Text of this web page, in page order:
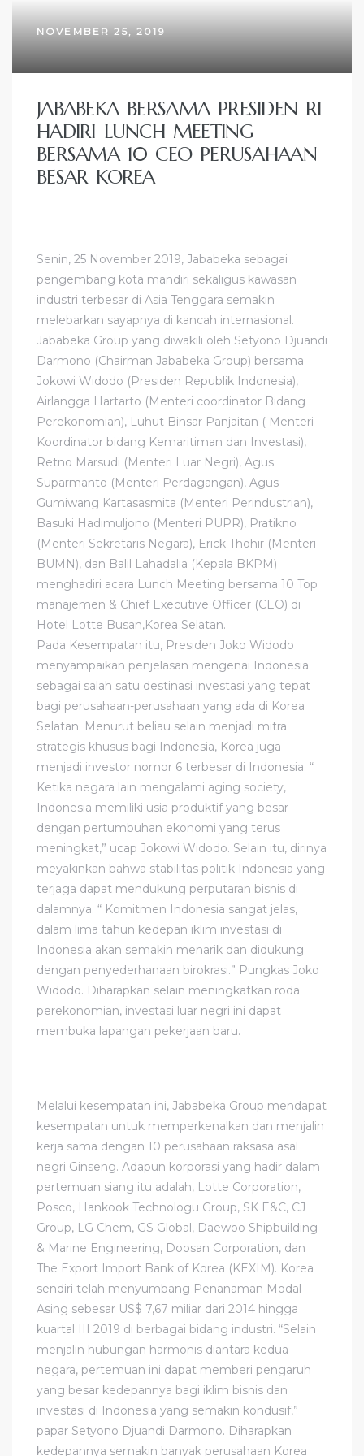
NOVEMBER 25, 2019
JABABEKA BERSAMA PRESIDEN RI
HADIRI LUNCH MEETING
BERSAMA 10 CEO PERUSAHAAN
BESAR KOREA
Senin, 25 November 2019, Jababeka sebagai
pengembang kota mandiri sekaligus kawasan
industri terbesar di Asia Tenggara semakin
melebarkan sayapnya di kancah internasional.
Jababeka Group yang diwakili oleh Setyono Djuandi
Darmono (Chairman Jababeka Group) bersama
Jokowi Widodo (Presiden Republik Indonesia),
Airlangga Hartarto (Menteri coordinator Bidang
Perekonomian), Luhut Binsar Panjaitan ( Menteri
Koordinator bidang Kemaritiman dan Investasi),
Retno Marsudi (Menteri Luar Negri), Agus
Suparmanto (Menteri Perdagangan), Agus
Gumiwang Kartasasmita (Menteri Perindustrian),
Basuki Hadimuljono (Menteri PUPR), Pratikno
(Menteri Sekretaris Negara), Erick Thohir (Menteri
BUMN), dan Balil Lahadalia (Kepala BKPM)
menghadiri acara Lunch Meeting bersama 10 Top
manajemen & Chief Executive Officer (CEO) di
Hotel Lotte Busan,Korea Selatan.
Pada Kesempatan itu, Presiden Joko Widodo
menyampaikan penjelasan mengenai Indonesia
sebagai salah satu destinasi investasi yang tepat
bagi perusahaan-perusahaan yang ada di Korea
Selatan. Menurut beliau selain menjadi mitra
strategis khusus bagi Indonesia, Korea juga
menjadi investor nomor 6 terbesar di Indonesia. “
Ketika negara lain mengalami aging society,
Indonesia memiliki usia produktif yang besar
dengan pertumbuhan ekonomi yang terus
meningkat,” ucap Jokowi Widodo. Selain itu, dirinya
meyakinkan bahwa stabilitas politik Indonesia yang
terjaga dapat mendukung perputaran bisnis di
dalamnya. “ Komitmen Indonesia sangat jelas,
dalam lima tahun kedepan iklim investasi di
Indonesia akan semakin menarik dan didukung
dengan penyederhanaan birokrasi.” Pungkas Joko
Widodo. Diharapkan selain meningkatkan roda
perekonomian, investasi luar negri ini dapat
membuka lapangan pekerjaan baru.
Melalui kesempatan ini, Jababeka Group mendapat
kesempatan untuk memperkenalkan dan menjalin
kerja sama dengan 10 perusahaan raksasa asal
negri Ginseng. Adapun korporasi yang hadir dalam
pertemuan siang itu adalah, Lotte Corporation,
Posco, Hankook Technologu Group, SK E&C, CJ
Group, LG Chem, GS Global, Daewoo Shipbuilding
& Marine Engineering, Doosan Corporation, dan
The Export Import Bank of Korea (KEXIM). Korea
sendiri telah menyumbang Penanaman Modal
Asing sebesar US$ 7,67 miliar dari 2014 hingga
kuartal III 2019 di berbagai bidang industri. “Selain
menjalin hubungan harmonis diantara kedua
negara, pertemuan ini dapat memberi pengaruh
yang besar kedepannya bagi iklim bisnis dan
investasi di Indonesia yang semakin kondusif,”
papar Setyono Djuandi Darmono. Diharapkan
kedepannya semakin banyak perusahaan Korea